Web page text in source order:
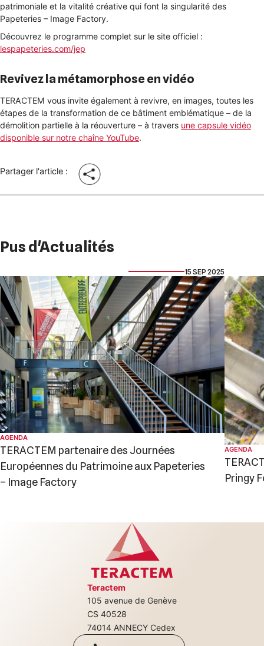
patrimoniale et la vitalité créative qui font la singularité des
Papeteries – Image Factory.
Découvrez le programme complet sur le site officiel :
lespapeteries.com/jep
Revivez la métamorphose en vidéo
TERACTEM vous invite également à revivre, en images, toutes les
étapes de la transformation de ce bâtiment emblématique – de la
démolition partielle à la réouverture – à travers une capsule vidéo
disponible sur notre chaîne YouTube.
Partager l'article :
Pus d'Actualités
15 SEP 2025
AGENDA
TERACTEM partenaire des Journées
Européennes du Patrimoine aux Papeteries
– Image Factory
AGENDA
Pringy
Teractem
105 avenue de Genève
CS 40528
74014 ANNECY Cedex
+33(0)4 50 08